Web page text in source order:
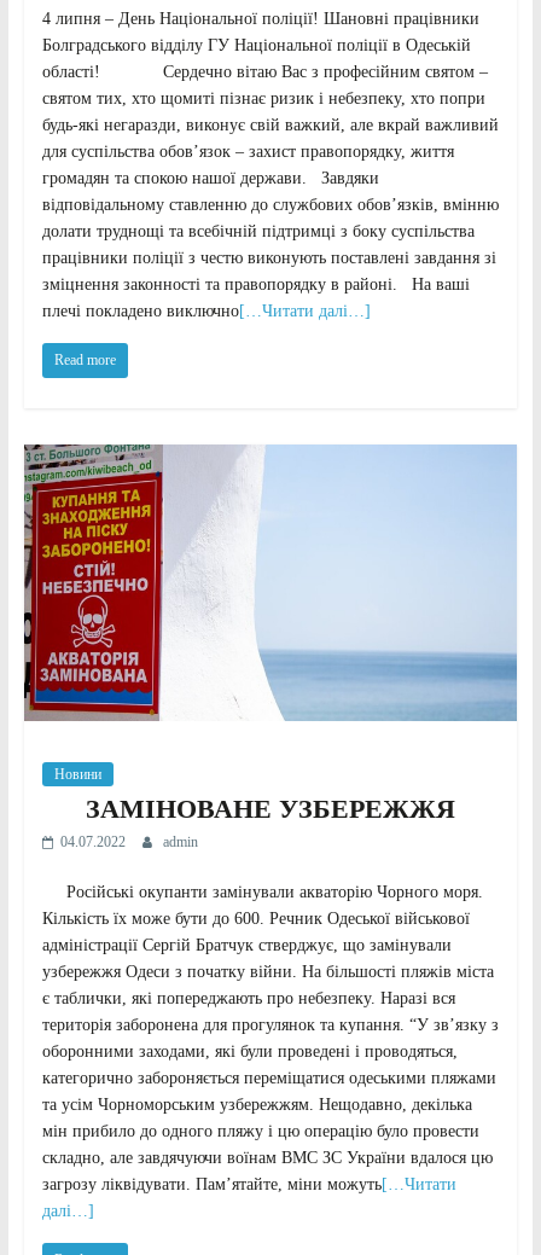
4 липня – День Національної поліції! Шановні працівники
Болградського відділу ГУ Національної поліції в Одеській
області! Сердечно вітаю Вас з професійним святом –
святом тих, хто щомиті пізнає ризик і небезпеку, хто попри
будь-які негаразди, виконує свій важкий, але вкрай важливий
для суспільства обов’язок – захист правопорядку, життя
громадян та спокою нашої держави. Завдяки
відповідальному ставленню до службових обов’язків, вмінню
долати труднощі та всебічній підтримці з боку суспільства
працівники поліції з честю виконують поставлені завдання зі
зміцнення законності та правопорядку в районі. На ваші
плечі покладено виключно[…Читати далі…]
Read more
Новини
ЗАМІНОВАНЕ УЗБЕРЕЖЖЯ
04.07.2022 admin
Російські окупанти замінували акваторію Чорного моря.
Кількість їх може бути до 600. Речник Одеської військової
адміністрації Сергій Братчук стверджує, що замінували
узбережжя Одеси з початку війни. На більшості пляжів міста
є таблички, які попереджають про небезпеку. Наразі вся
територія заборонена для прогулянок та купання. “У зв’язку з
оборонними заходами, які були проведені і проводяться,
категорично забороняється переміщатися одеськими пляжами
та усім Чорноморським узбережжям. Нещодавно, декілька
мін прибило до одного пляжу і цю операцію було провести
складно, але завдячуючи воїнам ВМС ЗС України вдалося цю
загрозу ліквідувати. Пам’ятайте, міни можуть[…Читати
далі…]